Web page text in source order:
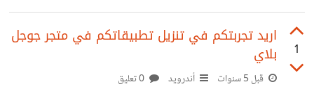
السؤال الثاني التطبيق كيف اربطه في لوحة التحكم المشرف في
موقع? هذه رابط الموقع اللي مشتري منه التطبيق مع التطبيق
and-rewards-with-13-networks-and-admin-
1
اريد تجربتكم في تنزيل تطبيقاتكم في متجر جوجل
بلاي
قبل 5 سنوات أندرويد